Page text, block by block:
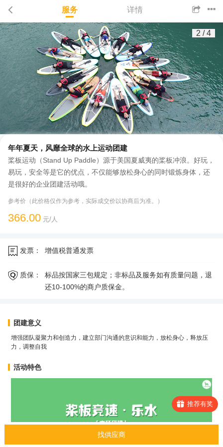
服务 详情
2 /4
年年夏天，风靡全球的水上运动团建
桨板运动（Stand Up Paddle）源于美国夏威夷的桨板冲浪。好玩，
易玩，安全等是它的优点，不仅能够放松身心的同时锻炼身体，还
是很好的企业团建活动哦。
参考价（此价格仅作为参考，实际成交价以协商后为准。）
366.00 元/人
发票： 增值税普通发票
质保：
标品按国家三包规定；非标品及服务如有质量问题，退
还10-100%的商户质保金。
团建意义
增强团队凝聚力和创造力，建立部门沟通的意识和能力，放松身心，释放压
力，调整自我
活动特色
推荐有奖
找供应商